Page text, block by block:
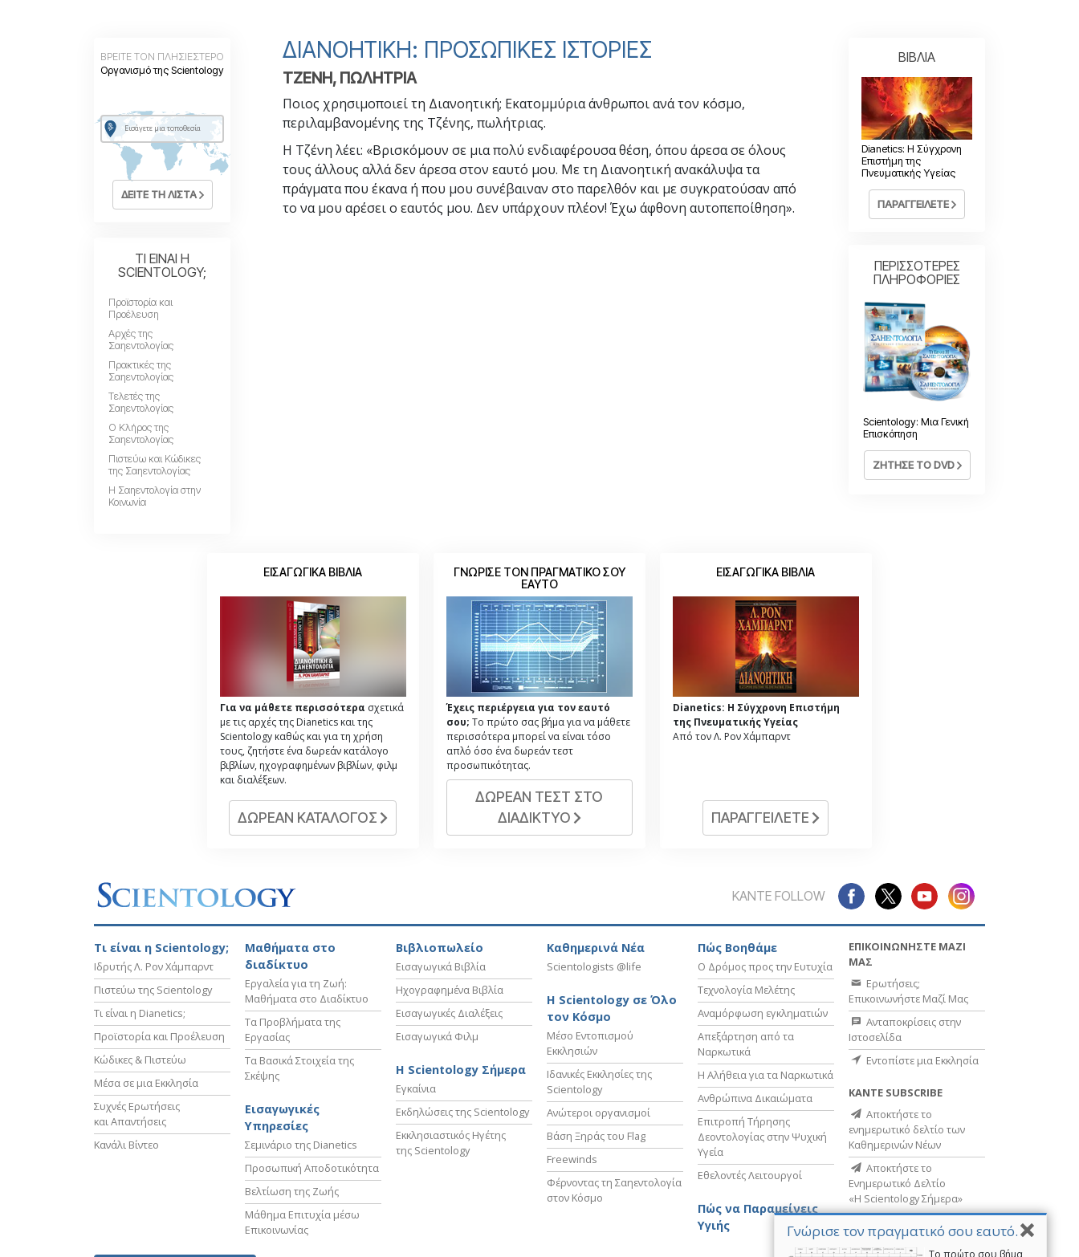
Βασικές Αρχές Δημοσίων Σχέσεων
Επιδιώξεις και Στόχοι
Η Τεχνολογία Μελέτης
ΔΙΑΝΟΗΤΙΚΗ: ΠΡΟΣΩΠΙΚΕΣ ΙΣΤΟΡΙΕΣ
ΤΖΕΝΗ, ΠΩΛΗΤΡΙΑ
Ποιος χρησιμοποιεί τη Διανοητική; Εκατομμύρια άνθρωποι ανά τον κόσμο,
περιλαμβανομένης της Τζένης, πωλήτριας.
Η Τζένη λέει: «Βρισκόμουν σε μια πολύ ενδιαφέρουσα θέση, όπου άρεσα σε όλους
τους άλλους αλλά δεν άρεσα στον εαυτό μου. Με τη Διανοητική ανακάλυψα τα
πράγματα που έκανα ή που μου συνέβαιναν στο παρελθόν και με συγκρατούσαν από
το να μου αρέσει ο εαυτός μου. Δεν υπάρχουν πλέον! Έχω άφθονη αυτοπεποίθηση».
ΒΡΕΙΤΕ ΤΟΝ ΠΛΗΣΙΕΣΤΕΡΟ
Οργανισμό της Scientology
ΔΕΙΤΕ ΤΗ ΛΙΣΤΑ
ΤΙ ΕΙΝΑΙ Η
SCIENTOLOGY;
Προϊστορία και
Προέλευση
Αρχές της
Σαηεντολογίας
Πρακτικές της
Σαηεντολογίας
Τελετές της
Σαηεντολογίας
Ο Κλήρος της
Σαηεντολογίας
Πιστεύω και Κώδικες
της Σαηεντολογίας
Η Σαηεντολογία στην
Κοινωνία
ΒΙΒΛΙΑ
Dianetics: Η Σύγχρονη
Επιστήμη της
Πνευματικής Υγείας
ΠΑΡΑΓΓΕΙΛΕΤΕ
ΠΕΡΙΣΣΟΤΕΡΕΣ
ΠΛΗΡΟΦΟΡΙΕΣ
Scientology: Μια Γενική
Επισκόπηση
ΖΗΤΗΣΕ ΤΟ DVD
Γνώρισε τον πραγματικό σου εαυτό.
ΕΙΣΑΓΩΓΙΚΑ ΒΙΒΛΙΑ
Για να μάθετε περισσότερα σχετικά
με τις αρχές της Dianetics και της
Scientology καθώς και για τη χρήση
τους, ζητήστε ένα δωρεάν κατάλογο
βιβλίων, ηχογραφημένων βιβλίων, φιλμ
και διαλέξεων.
ΔΩΡΕΑΝ ΚΑΤΑΛΟΓΟΣ
ΓΝΩΡΙΣΕ ΤΟΝ ΠΡΑΓΜΑΤΙΚΟ ΣΟΥ
ΕΑΥΤΟ
Έχεις περιέργεια για τον εαυτό
σου; Το πρώτο σας βήμα για να μάθετε
περισσότερα μπορεί να είναι τόσο
απλό όσο ένα δωρεάν τεστ
προσωπικότητας.
ΔΩΡΕΑΝ ΤΕΣΤ ΣΤΟ
ΔΙΑΔΙΚΤΥΟ
ΕΙΣΑΓΩΓΙΚΑ ΒΙΒΛΙΑ
Dianetics: Η Σύγχρονη Επιστήμη
της Πνευματικής Υγείας
Από τον Λ. Ρον Χάμπαρντ
ΠΑΡΑΓΓΕΙΛΕΤΕ
ΚΑΝΤΕ FOLLOW
Τι είναι η Scientology;
Ιδρυτής Λ. Ρον Χάμπαρντ
Πιστεύω της Scientology
Τι είναι η Dianetics;
Προϊστορία και Προέλευση
Κώδικες & Πιστεύω
Μέσα σε μια Εκκλησία
Συχνές Ερωτήσεις
και Απαντήσεις
Κανάλι Βίντεο
Μαθήματα στο
διαδίκτυο
Εργαλεία για τη Ζωή:
Μαθήματα στο Διαδίκτυο
Τα Προβλήματα της
Εργασίας
Τα Βασικά Στοιχεία της
Σκέψης
Εισαγωγικές
Υπηρεσίες
Σεμινάριο της Dianetics
Προσωπική Αποδοτικότητα
Βελτίωση της Ζωής
Μάθημα Επιτυχία μέσω
Επικοινωνίας
Βιβλιοπωλείο
Εισαγωγικά Βιβλία
Ηχογραφημένα Βιβλία
Εισαγωγικές Διαλέξεις
Εισαγωγικά Φιλμ
Η Scientology Σήμερα
Εγκαίνια
Εκδηλώσεις της Scientology
Εκκλησιαστικός Ηγέτης
της Scientology
Καθημερινά Νέα
Scientologists @life
Η Scientology σε Όλο
τον Κόσμο
Μέσο Εντοπισμού
Εκκλησιών
Ιδανικές Εκκλησίες της
Scientology
Ανώτεροι οργανισμοί
Βάση Ξηράς του Flag
Freewinds
Φέρνοντας τη Σαηεντολογία
στον Κόσμο
Πώς Βοηθάμε
Ο Δρόμος προς την Ευτυχία
Τεχνολογία Μελέτης
Αναμόρφωση εγκληματιών
Απεξάρτηση από τα
Ναρκωτικά
Η Αλήθεια για τα Ναρκωτικά
Ανθρώπινα Δικαιώματα
Επιτροπή Τήρησης
Δεοντολογίας στην Ψυχική
Υγεία
Εθελοντές Λειτουργοί
Πώς να Παραμείνεις
Υγιής
ΕΠΙΚΟΙΝΩΝΗΣΤΕ ΜΑΖΙ
ΜΑΣ
Ερωτήσεις;
Επικοινωνήστε Μαζί Μας
Ανταποκρίσεις στην
Ιστοσελίδα
Εντοπίστε μια Εκκλησία
ΚΑΝΤΕ SUBSCRIBE
Αποκτήστε το
ενημερωτικό δελτίο των
Καθημερινών Νέων
Αποκτήστε το
Ενημερωτικό Δελτίο
«Η Scientology Σήμερα»